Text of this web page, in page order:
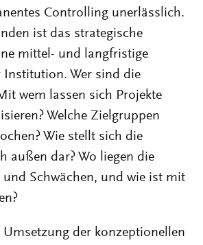
Controlling unerlässlich.
ist das strategische
mittel- und langfristige
Institution. Wer sind die
wem lassen sich Projekte
Welche Zielgruppen
Wie stellt sich die
außen dar? Wo liegen die
und Schwächen, und wie ist mit
der konzeptionellen